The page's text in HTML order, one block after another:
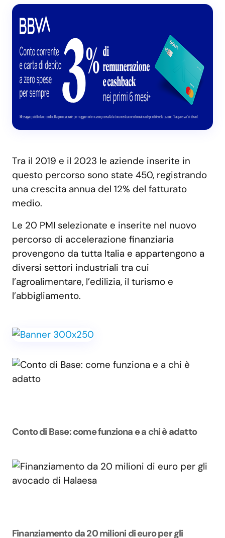
Tra il 2019 e il 2023 le aziende inserite in
questo percorso sono state 450, registrando
una crescita annua del 12% del fatturato
medio.
Le 20 PMI selezionate e inserite nel nuovo
percorso di accelerazione finanziaria
provengono da tutta Italia e appartengono a
diversi settori industriali tra cui
l’agroalimentare, l’edilizia, il turismo e
l’abbigliamento.
Conto di Base: come funziona e a chi è adatto
Finanziamento da 20 milioni di euro per gli